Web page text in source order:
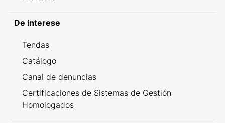
De interese
Tendas
Catálogo
Canal de denuncias
Certificaciones de Sistemas de Gestión
Homologados